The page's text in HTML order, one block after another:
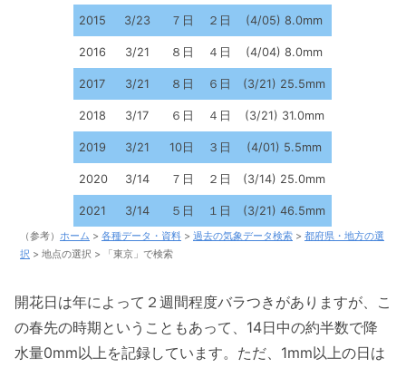
2015 3/23 ７日 ２日 (4/05) 8.0mm
2016 3/21 ８日 ４日 (4/04) 8.0mm
2017 3/21 ８日 ６日 (3/21) 25.5mm
2018 3/17 ６日 ４日 (3/21) 31.0mm
2019 3/21 10日 ３日 (4/01) 5.5mm
2020 3/14 ７日 ２日 (3/14) 25.0mm
2021 3/14 ５日 １日 (3/21) 46.5mm
（参考） ホーム > 各種データ・資料 > 過去の気象データ検索 > 都府県・地方の選
択 > 地点の選択 > 「東京」で検索
開花日は年によって２週間程度バラつきがありますが、こ
の春先の時期ということもあって、14日中の約半数で降
水量0mm以上を記録しています。ただ、1mm以上の日は